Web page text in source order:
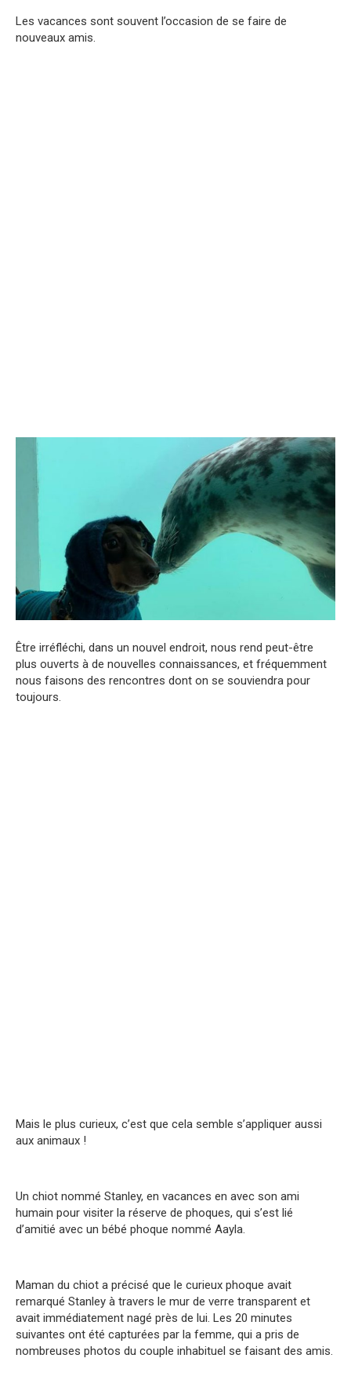
Les vacances sont souvent l’occasion de se faire de
nouveaux amis.
Être irréfléchi, dans un nouvel endroit, nous rend peut-être
plus ouverts à de nouvelles connaissances, et fréquemment
nous faisons des rencontres dont on se souviendra pour
toujours.
Mais le plus curieux, c’est que cela semble s’appliquer aussi
aux animaux !
Un chiot nommé Stanley, en vacances en avec son ami
humain pour visiter la réserve de phoques, qui s’est lié
d’amitié avec un bébé phoque nommé Aayla.
Maman du chiot a précisé que le curieux phoque avait
remarqué Stanley à travers le mur de verre transparent et
avait immédiatement nagé près de lui. Les 20 minutes
suivantes ont été capturées par la femme, qui a pris de
nombreuses photos du couple inhabituel se faisant des amis.